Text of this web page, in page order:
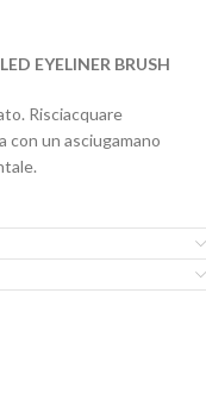
EYELINER BRUSH
Risciacquare
con un asciugamano